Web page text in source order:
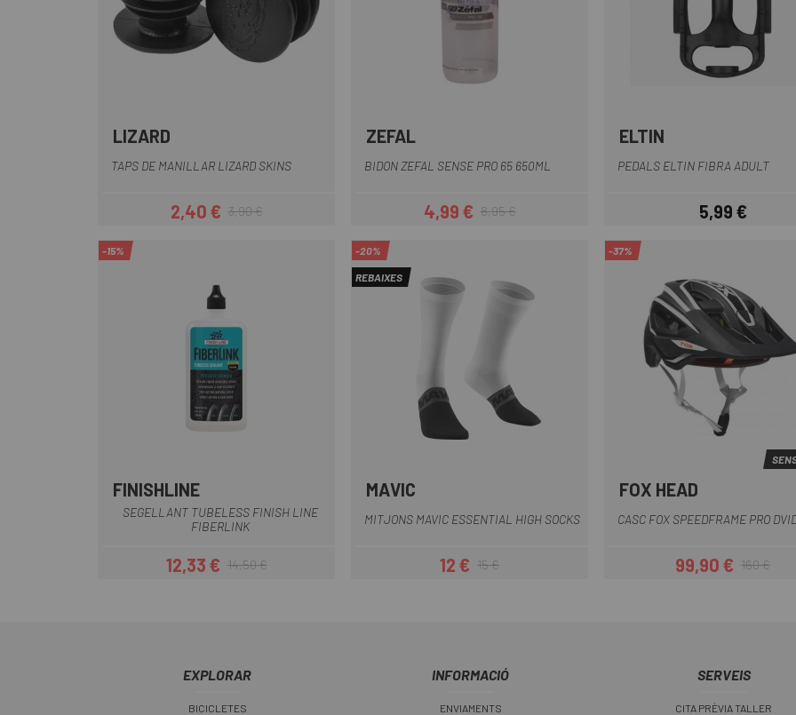
LIZARD
TAPS DE MANILLAR LIZARD SKINS
Preu
2,40 €Preu regular
3,90 €
ZEFAL
BIDON ZEFAL SENSE PRO 65 650ML
Preu
4,99 €Preu regular
8,95 €
ELTIN
PEDALS ELTIN FIBRA ADULT
Preu
5,99 €
-15%
FINISHLINE
SEGELLANT TUBELESS FINISH LINE
FIBERLINK
Preu
12,33 €Preu regular
14,50 €
-20%
REBAIXES
MAVIC
MITJONS MAVIC ESSENTIAL HIGH SOCKS
Preu
12 €Preu regular
15 €
-37%
FOX HEAD
CASC FOX SPEEDFRAME PRO
Preu
99,90 €Preu regular
160 €
EXPLORAR
BICICLETES
INFORMACIÓ
ENVIAMENTS
SERVEIS
CITA PRÈVIA TALLER